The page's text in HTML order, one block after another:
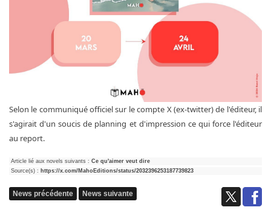
Selon le communiqué officiel sur le compte X (ex-twitter) de l'éditeur, il
s'agirait d'un soucis de planning et d'impression ce qui force l'éditeur
au report.
Article lié aux novels suivants : Ce qu'aimer veut dire
Source(s) : https://x.com/MahoEditions/status/2032396253187739823
News précédente News suivante